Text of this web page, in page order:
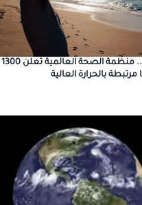
بالحرارة العالية